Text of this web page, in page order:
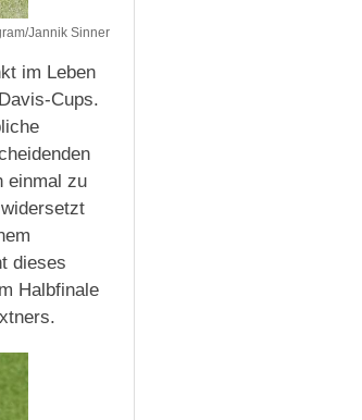
Jannik Sinner
im Leben
Cups.
einmal zu
dieses
Halbfinale